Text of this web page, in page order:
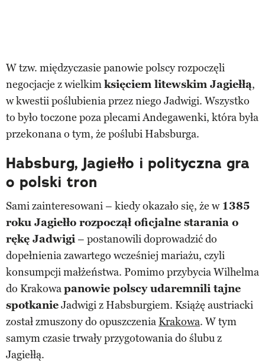
W tzw. międzyczasie panowie polscy rozpoczęli
negocjacje z wielkimksięciem litewskim Jagiełłą,
w kwestii poślubienia przez niego Jadwigi. Wszystko
to było toczone poza plecami Andegawenki, która była
przekonana o tym, że poślubi Habsburga.
Habsburg, Jagiełło i polityczna gra
o polski tron
Sami zainteresowani – kiedy okazało się, że w 1385
roku Jagiełło rozpoczął oficjalne starania o
rękę Jadwigi– postanowili doprowadzić do
dopełnienia zawartego wcześniej mariażu, czyli
konsumpcji małżeństwa. Pomimo przybycia Wilhelma
do Krakowapanowie polscy udaremnili tajne
spotkanieJadwigi z Habsburgiem. Książę austriacki
został zmuszony do opuszczenia Krakowa. W tym
samym czasie trwały przygotowania do ślubu z
Jagiełłą.